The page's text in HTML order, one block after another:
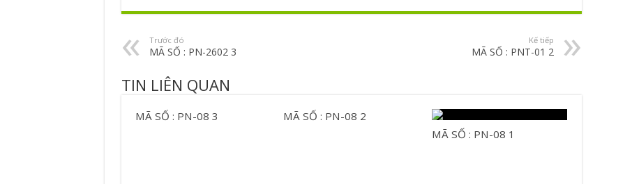
Trước đó
MÃ SỐ : PN-2602 3
Kế tiếp
MÃ SỐ : PNT-01 2
TIN LIÊN QUAN
MÃ SỐ : PN-08 3
MÃ SỐ : PN-08 2
MÃ SỐ : PN-08 1